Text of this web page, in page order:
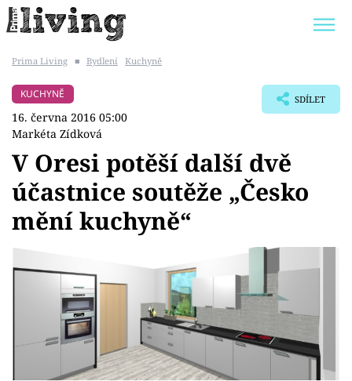
BYDLENÍ SLAVNÝCH
Témata
Bydlení
Zahrada
Design
Sledujte prima+
Prima Living ■ Bydlení Kuchyně
KUCHYNĚ
16. června 2016 05:00
Markéta Zídková
SDÍLET
V Oresi potěší další dvě
účastnice soutěže „Česko
mění kuchyně“